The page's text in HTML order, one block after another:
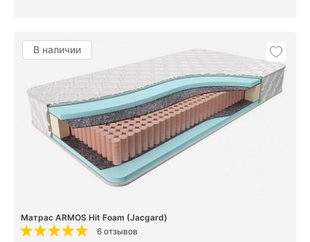
В наличии
Матрас ARMOS Hit Foam (Jacgard)
6 отзывов